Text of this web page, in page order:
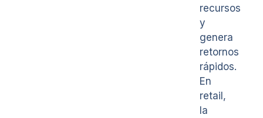
recursos
y
genera
retornos
rápidos.
En
retail,
la